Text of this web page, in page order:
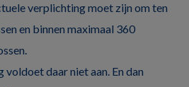
verplichting moet zijn om ten
en binnen maximaal 360
voldoet daar niet aan. En dan